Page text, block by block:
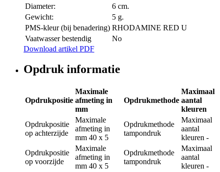
Diameter:
6 cm.
Gewicht:
5 g.
PMS-kleur (bij benadering) RHODAMINE RED U
Vaatwasser bestendig
No
Download artikel PDF
Opdruk informatie
Opdrukpositie
Maximale
afmeting in
mm
Opdrukmethode
Maximaal
aantal
kleuren
Opdrukpositie
op achterzijde
Maximale
afmeting in
mm 40 x 5
Opdrukmethode
tampondruk
Maximaal
aantal
kleuren -
Opdrukpositie
op voorzijde
Maximale
afmeting in
mm 40 x 5
Opdrukmethode
tampondruk
Maximaal
aantal
kleuren -